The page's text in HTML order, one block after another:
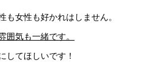
も女性も好かれはしません。
囲気も一緒です。
してほしいです！